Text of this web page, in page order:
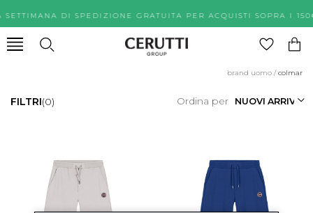
SETTIMANA DI SPEDIZIONE GRATUITA PER ACQUISTI
brand uomo /colmar
FILTRI(0) Ordina per